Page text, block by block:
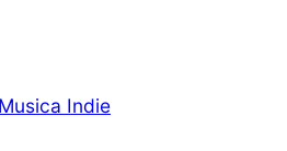
Indie